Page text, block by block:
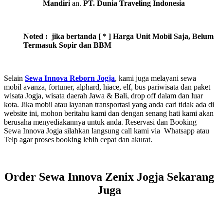
Mandiri an. PT. Dunia Traveling Indonesia
Noted : jika bertanda [ * ] Harga Unit Mobil Saja, Belum
Termasuk Sopir dan BBM
Selain Sewa Innova Reborn Jogja, kami juga melayani sewa
mobil avanza, fortuner, alphard, hiace, elf, bus pariwisata dan paket
wisata Jogja, wisata daerah Jawa & Bali, drop off dalam dan luar
kota. Jika mobil atau layanan transportasi yang anda cari tidak ada di
website ini, mohon beritahu kami dan dengan senang hati kami akan
berusaha menyediakannya untuk anda. Reservasi dan Booking
Sewa Innova Jogja silahkan langsung call kami via Whatsapp atau
Telp agar proses booking lebih cepat dan akurat.
Order Sewa Innova Zenix Jogja Sekarang
Juga